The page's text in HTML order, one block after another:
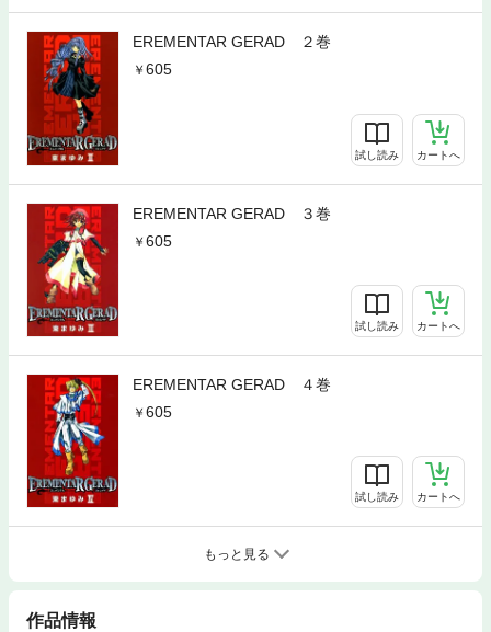
EREMENTAR GERAD ２巻
605
試し読み カートへ
EREMENTAR GERAD ３巻
605
試し読み カートへ
EREMENTAR GERAD ４巻
605
試し読み カートへ
もっと見る
作品情報